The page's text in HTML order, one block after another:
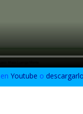
enYoutube o